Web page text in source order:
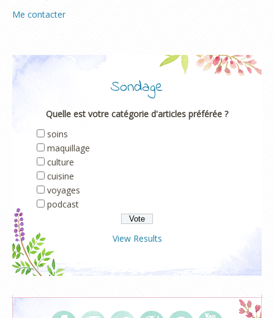
Me contacter
Sondage
Quelle est votre catégorie d'articles préférée ?
soins
maquillage
culture
cuisine
voyages
podcast
View Results